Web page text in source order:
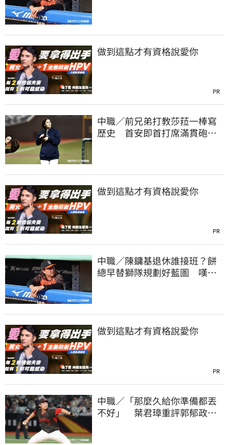
做到這點才有資格說愛你
PR
中職／前兄弟打教莎菈一棒寫
歷史 首安即首打席滿貫砲！
做到這點才有資格說愛你
PR
中職／陳鏞基退休誰接班？餅
總早替獅隊規劃好藍圖 嘆新
做到這點才有資格說愛你
PR
中職／「那麼久給你準備都丟
不好」 葉君璋重評郭郁政對